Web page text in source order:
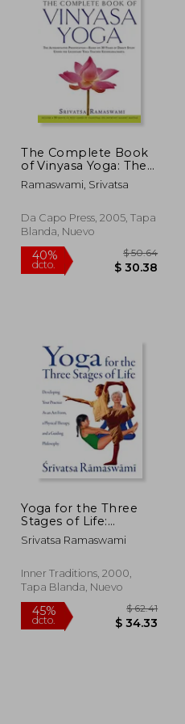
The Complete Book
of Vinyasa Yoga: The
Authoritative
Presentation-Based
Study Under the
Legendary Yoga
Krishnamacha (en
Inglés)
Ramaswami, Srivatsa
Da Capo Press, 2005, Tapa
Blanda, Nuevo
40%
dcto.
Yoga for the Three
Stages of Life:
Developing Your
Practice as an art
Therapy, and a
Guiding Philosophy
Srivatsa Ramaswami
Inner Traditions, 2000,
Tapa Blanda, Nuevo